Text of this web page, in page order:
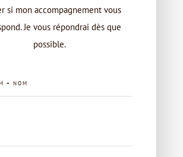
si mon accompagnement vous
Je vous répondrai dès que
possible.